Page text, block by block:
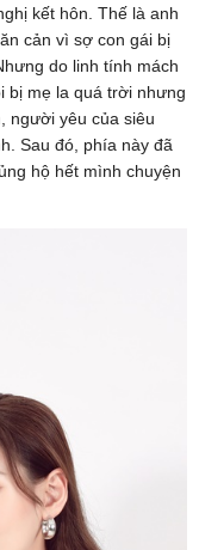
kết hôn. Thế là anh
cản vì sợ con gái bị
do linh tính mách
bị mẹ la quá trời nhưng
người yêu của siêu
Sau đó, phía này đã
hộ hết mình chuyện